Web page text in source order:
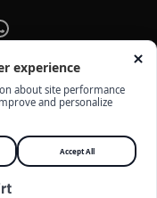
wa.me/
- KÜNYE